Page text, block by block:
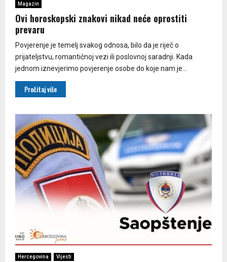
Magazin
Ovi horoskopski znakovi nikad neće oprostiti
prevaru
Povjerenje je temelj svakog odnosa, bilo da je riječ o
prijateljstvu, romantičnoj vezi ili poslovnoj saradnji. Kada
jednom iznevjerimo povjerenje osobe do koje nam je...
Pročitaj više
Hercegovina Vijesti